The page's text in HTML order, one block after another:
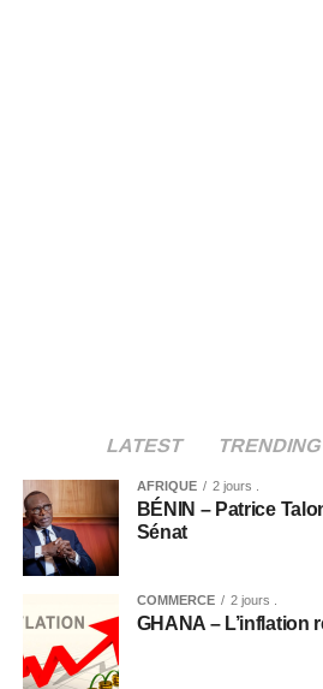
LATEST TRENDING
AFRIQUE 2 jours .
BÉNIN – Patrice
Sénat
COMMERCE 2 jours .
GHANA – L’inflation